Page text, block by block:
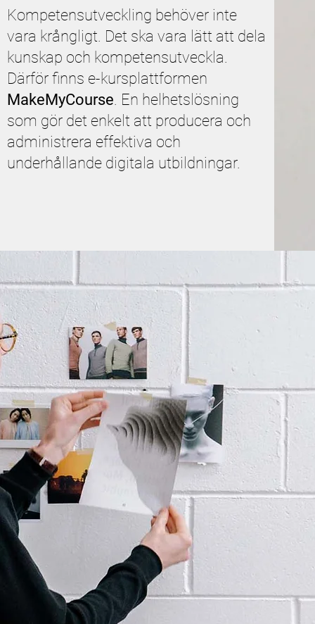
Kompetensutveckling behöver inte
vara krångligt. Det ska vara lätt att dela
kunskap och kompetensutveckla.
Därför finns e-kursplattformen
MakeMyCourse. En helhetslösning
som gör det enkelt att producera och
administrera effektiva och
underhållande digitala utbildningar.